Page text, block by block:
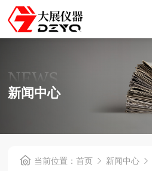
NEWS
新闻中心
当前位置：首页 新闻中心